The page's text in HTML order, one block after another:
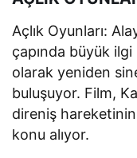
Açlık Oyunları:
çapında büyük
olarak yeniden
buluşuyor. Film,
direniş
konu alıyor.